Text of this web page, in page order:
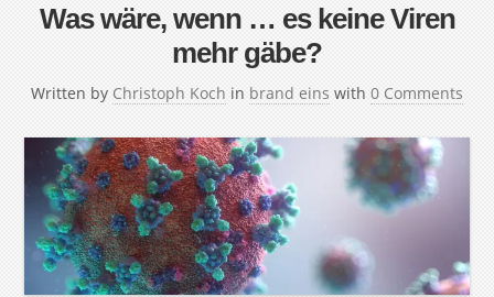
Was wäre, wenn … es keine Viren
mehr gäbe?
Written by Christoph Koch in brand eins with 0 Comments